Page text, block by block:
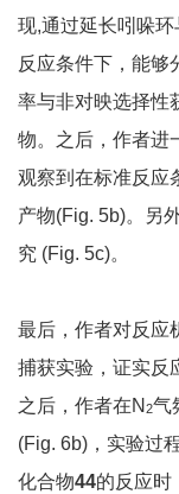
现,通过延长吲哚
反应条件下，能够
率与非对映选择性
物。之后，作者进
观察到在标准反应
产物(Fig. 5b)。另
究 (Fig. 5c)。
最后，作者对反应
捕获实验，证实反
之后，作者在N 2气
(Fig. 6b)，实验过
化合物44的反应时